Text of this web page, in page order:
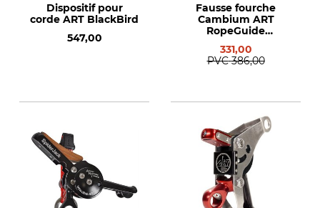
Dispositif pour
corde ART BlackBird
547,00
Fausse fourche
Cambium ART
RopeGuide
331,00
PVC 386,00